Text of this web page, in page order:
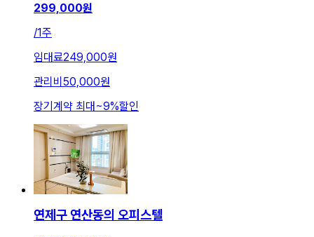
299,000원
/1주
임대료249,000원
관리비 50,000원
장기계약 최대~9%할인
연제구 연산동의 오피스텔